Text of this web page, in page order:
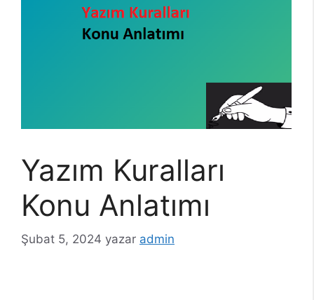
Yazım Kuralları
Konu Anlatımı
Şubat 5, 2024 yazar admin